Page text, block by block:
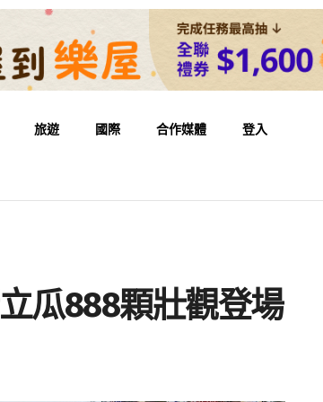
旅遊 國際 合作媒體 登入
瓜888顆壯觀登場